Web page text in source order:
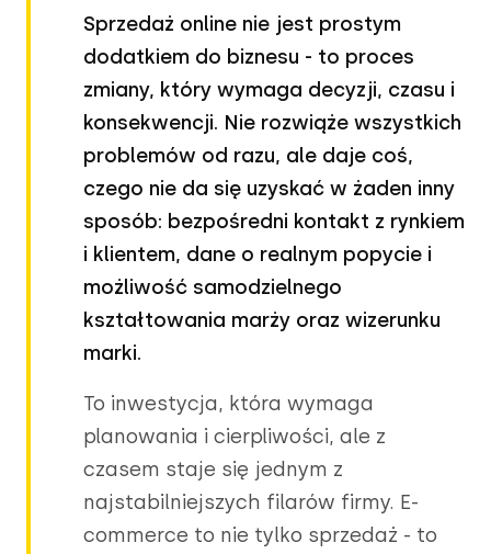
Sprzedaż online nie jest prostym
dodatkiem do biznesu - to proces
zmiany, który wymaga decyzji, czasu i
konsekwencji. Nie rozwiąże wszystkich
problemów od razu, ale daje coś,
czego nie da się uzyskać w żaden inny
sposób: bezpośredni kontakt z rynkiem
i klientem, dane o realnym popycie i
możliwość samodzielnego
kształtowania marży oraz wizerunku
marki.
To inwestycja, która wymaga
planowania i cierpliwości, ale z
czasem staje się jednym z
najstabilniejszych filarów firmy. E-
commerce to nie tylko sprzedaż - to